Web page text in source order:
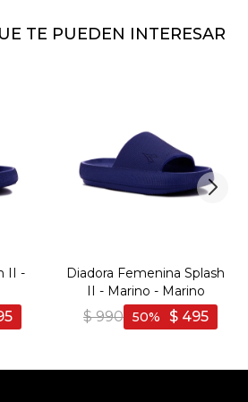
TE PUEDEN INTERESAR
II -
Diadora Femenina Splash
II - Marino - Marino
$ 990 $ 495
50